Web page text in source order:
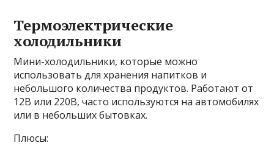
Термоэлектрические
холодильники
Мини-холодильники, которые можно
использовать для хранения напитков и
небольшого количества продуктов. Работают от
12В или 220В, часто используются на автомобилях
или в небольших бытовках.
Плюсы: